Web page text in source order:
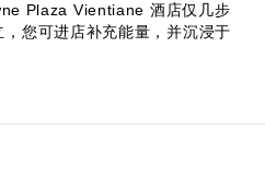
Plaza Vientiane 酒店仅几步
您可进店补充能量，并沉浸于